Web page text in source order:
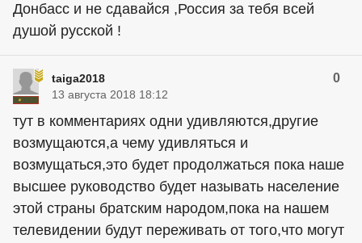
Донбасс и не сдавайся ,Россия за тебя всей
душой русской !
taiga2018 0
13 августа 2018 18:12
тут в комментариях одни удивляются,другие
возмущаются,а чему удивляться и
возмущаться,это будет продолжаться пока наше
высшее руководство будет называть население
этой страны братским народом,пока на нашем
телевидении будут переживать от того,что могут